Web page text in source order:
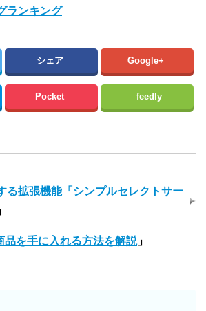
ランキング
シェア Google+
Pocket feedly
る拡張機能「シンプルセレクトサー
品を手に入れる方法を解説」